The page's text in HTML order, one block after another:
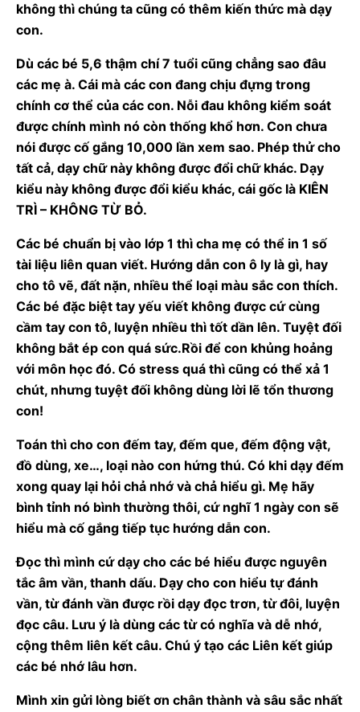
không thì chúng ta cũng có thêm kiến thức mà dạy
con.
Dù các bé 5,6 thậm chí 7 tuổi cũng chẳng sao đâu
các mẹ à. Cái mà các con đang chịu đựng trong
chính cơ thể của các con. Nỗi đau không kiểm soát
được chính mình nó còn thống khổ hơn. Con chưa
nói được cố gắng 10,000 lần xem sao. Phép thử cho
tất cả, dạy chữ này không được đổi chữ khác. Dạy
kiểu này không được đổi kiểu khác, cái gốc là KIÊN
TRÌ – KHÔNG TỪ BỎ.
Các bé chuẩn bị vào lớp 1 thì cha mẹ có thể in 1 số
tài liệu liên quan viết. Hướng dẫn con ô ly là gì, hay
cho tô vẽ, đất nặn, nhiều thể loại màu sắc con thích.
Các bé đặc biệt tay yếu viết không được cứ cùng
cầm tay con tô, luyện nhiều thì tốt dần lên. Tuyệt đối
không bắt ép con quá sức.Rồi để con khủng hoảng
với môn học đó. Có stress quá thì cũng có thể xả 1
chút, nhưng tuyệt đối không dùng lời lẽ tổn thương
con!
Toán thì cho con đếm tay, đếm que, đếm động vật,
đồ dùng, xe…, loại nào con hứng thú. Có khi dạy đếm
xong quay lại hỏi chả nhớ và chả hiểu gì. Mẹ hãy
bình tỉnh nó bình thường thôi, cứ nghĩ 1 ngày con sẽ
hiểu mà cố gắng tiếp tục hướng dẫn con.
Đọc thì mình cứ dạy cho các bé hiểu được nguyên
tắc âm vần, thanh dấu. Dạy cho con hiểu tự đánh
vần, từ đánh vần được rồi dạy đọc trơn, từ đôi, luyện
đọc câu. Lưu ý là dùng các từ có nghĩa và dễ nhớ,
cộng thêm liên kết câu. Chú ý tạo các Liên kết giúp
các bé nhớ lâu hơn.
Mình xin gửi lòng biết ơn chân thành và sâu sắc nhất